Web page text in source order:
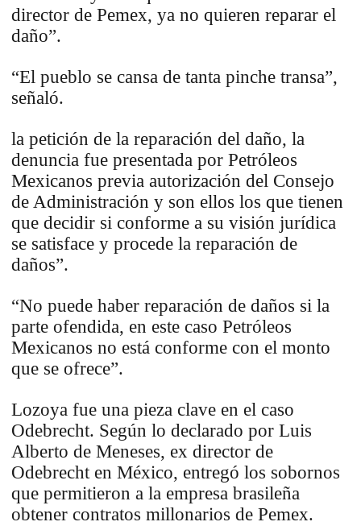
director de Pemex, ya no quieren reparar el
daño”.
“El pueblo se cansa de tanta pinche transa”,
señaló.
la petición de la reparación del daño, la
denuncia fue presentada por Petróleos
Mexicanos previa autorización del Consejo
de Administración y son ellos los que tienen
que decidir si conforme a su visión jurídica
se satisface y procede la reparación de
daños”.
“No puede haber reparación de daños si la
parte ofendida, en este caso Petróleos
Mexicanos no está conforme con el monto
que se ofrece”.
Lozoya fue una pieza clave en el caso
Odebrecht. Según lo declarado por Luis
Alberto de Meneses, ex director de
Odebrecht en México, entregó los sobornos
que permitieron a la empresa brasileña
obtener contratos millonarios de Pemex.